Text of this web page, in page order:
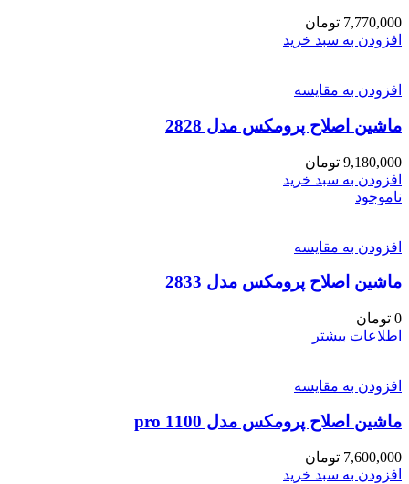
7,770,000 تومان
افزودن به سبد خرید
افزودن به مقایسه
ماشین اصلاح پرومکس مدل 2828
9,180,000 تومان
افزودن به سبد خرید
ناموجود
افزودن به مقایسه
ماشین اصلاح پرومکس مدل 2833
0 تومان
اطلاعات بیشتر
افزودن به مقایسه
ماشین اصلاح پرومکس مدل 1100 pro
7,600,000 تومان
افزودن به سبد خرید